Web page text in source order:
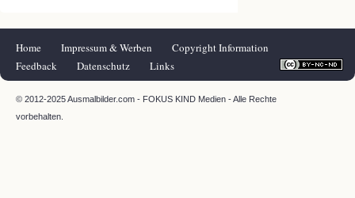
Navigation
überspringen
Home Impressum & Werben
Copyright Information
Feedback
Datenschutz Links
© 2012-2025 Ausmalbilder.com - FOKUS KIND Medien - Alle Rechte
vorbehalten.